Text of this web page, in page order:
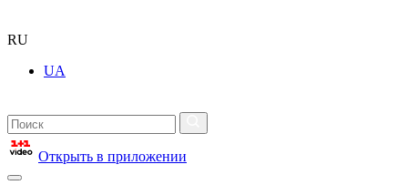
RU
UA
Открыть в приложении